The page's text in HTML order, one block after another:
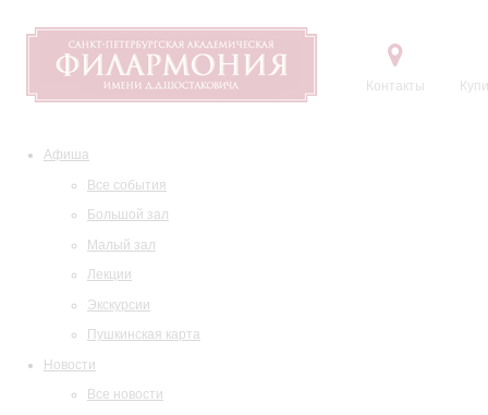
Контакты
Афиша
Все события
Большой зал
Малый зал
Лекции
Экскурсии
Пушкинская карта
Новости
Все новости